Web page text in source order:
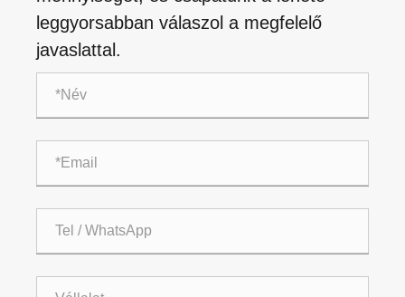
leggyorsabban válaszol a megfelelő
javaslattal.